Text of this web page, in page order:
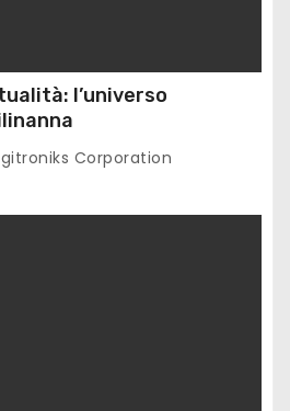
l’universo
Corporation